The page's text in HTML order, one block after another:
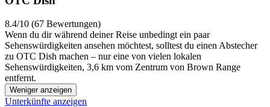
8.4/10 (67 Bewertungen)
Wenn du dir während deiner Reise unbedingt ein paar
Sehenswürdigkeiten ansehen möchtest, solltest du einen Abstecher
zu OTC Dish machen – nur eine von vielen lokalen
Sehenswürdigkeiten, 3,6 km vom Zentrum von Brown Range
entfernt.
Weniger anzeigen
Unterkünfte anzeigen